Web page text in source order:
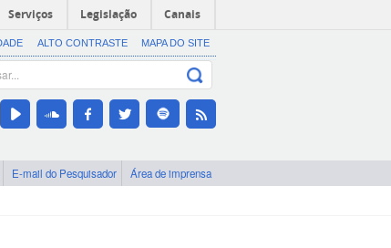
Serviços Legislação Canais
ALTO CONTRASTE MAPA DO SITE
E-mail do Pesquisador Área de imprensa